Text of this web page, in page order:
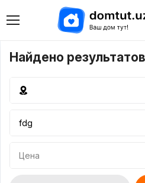
Найдено
Цена